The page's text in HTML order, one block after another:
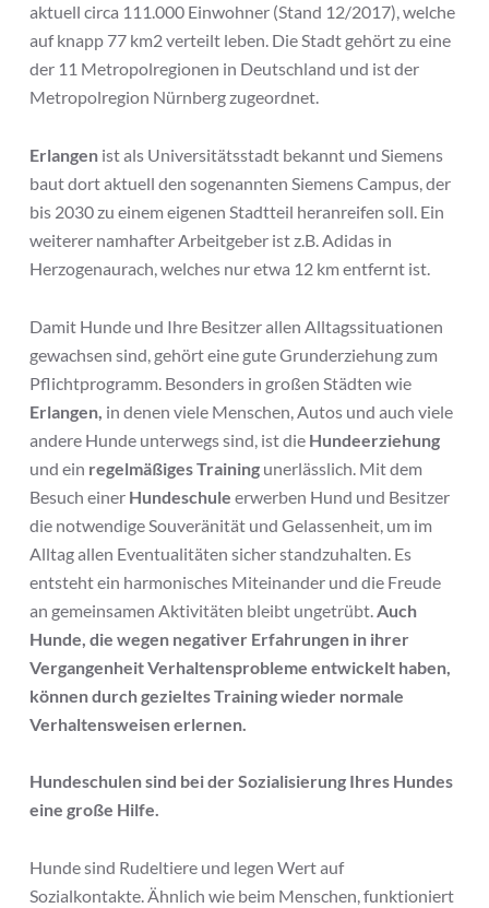
aktuell circa 111.000 Einwohner (Stand 12/2017), welche
auf knapp 77 km2verteilt leben. Die Stadt gehört zu eine
der 11 Metropolregionen in Deutschland und ist der
Metropolregion Nürnberg zugeordnet.
Erlangenist als Universitätsstadt bekannt und Siemens
baut dort aktuell den sogenannten Siemens Campus, der
bis 2030 zu einem eigenen Stadtteil heranreifen soll. Ein
weiterer namhafter Arbeitgeber ist z.B. Adidas in
Herzogenaurach, welches nur etwa 12 km entfernt ist.
Damit Hunde und Ihre Besitzer allen Alltagssituationen
gewachsen sind, gehört eine gute Grunderziehung zum
Pflichtprogramm. Besonders in großen Städten wie
Erlangen, in denen viele Menschen, Autos und auch viele
andere Hunde unterwegs sind, ist die Hundeerziehung
und ein regelmäßiges Trainingunerlässlich. Mit dem
Besuch einer Hundeschule erwerben Hund und Besitzer
die notwendige Souveränität und Gelassenheit, um im
Alltag allen Eventualitäten sicher standzuhalten. Es
entsteht ein harmonisches Miteinander und die Freude
an gemeinsamen Aktivitäten bleibt ungetrübt.Auch
Hunde, die wegen negativer Erfahrungen in ihrer
Vergangenheit Verhaltensprobleme entwickelt haben,
können durch gezieltes Training wieder normale
Verhaltensweisen erlernen.
Hundeschulen sind bei der Sozialisierung Ihres Hundes
eine große Hilfe.
Hunde sind Rudeltiere und legen Wert auf
Sozialkontakte. Ähnlich wie beim Menschen, funktioniert